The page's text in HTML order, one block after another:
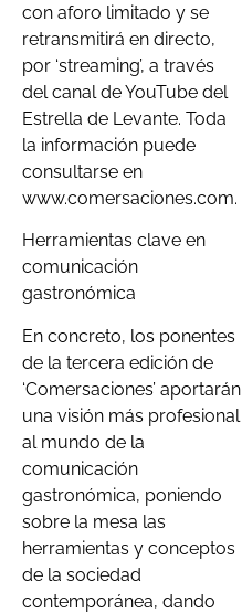
con aforo limitado y se
retransmitirá en directo,
por ‘streaming’, a través
del canal de YouTube del
Estrella de Levante. Toda
la información puede
consultarse en
www.comersaciones.com.
Herramientas clave en
comunicación
gastronómica
En concreto, los ponentes
de la tercera edición de
‘Comersaciones’ aportarán
una visión más profesional
al mundo de la
comunicación
gastronómica, poniendo
sobre la mesa las
herramientas y conceptos
de la sociedad
contemporánea, dando